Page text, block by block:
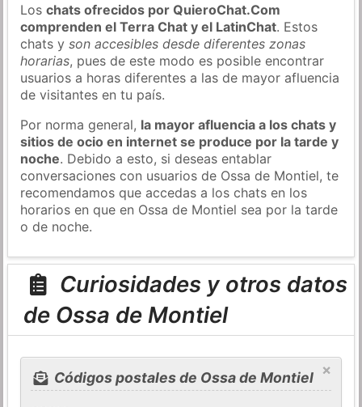
Loschats ofrecidos por QuieroChat.Com
comprenden el Terra Chat y el LatinChat. Estos
chats yson accesibles desde diferentes zonas
horarias, pues de este modo es posible encontrar
usuarios a horas diferentes a las de mayor afluencia
de visitantes en tu país.
Por norma general, la mayor afluencia a los chats y
sitios de ocio en internet se produce por la tarde y
noche. Debido a esto, si deseas entablar
conversaciones con usuarios de Ossa de Montiel, te
recomendamos que accedas a los chats en los
horarios en que en Ossa de Montiel sea por la tarde
o de noche.
Curiosidades y otros datos
de Ossa de Montiel
×
Códigos postales de Ossa de Montiel